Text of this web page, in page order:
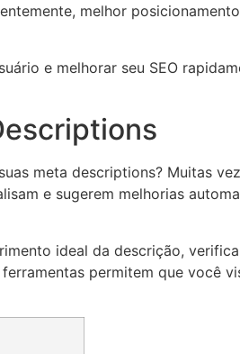
melhor
e melhorar seu SEO
meta descriptions? Muitas
e sugerem melhorias
ideal da descrição,
permitem que você